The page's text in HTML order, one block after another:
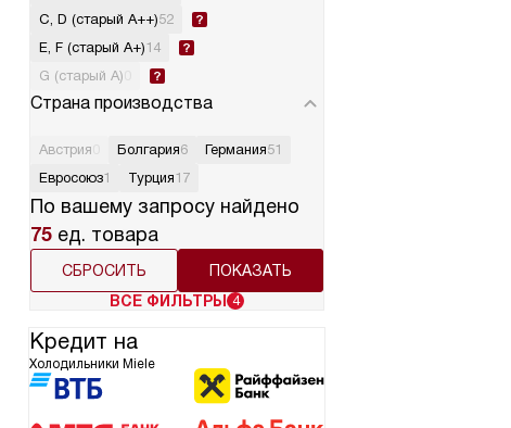
C, D (старый A++)52
E, F (старый A+)14
G (старый A)
Страна производства
Австрия Болгария6 Германия51
Евросоюз1 Турция17
По вашему запросу найдено
75 ед. товара
СБРОСИТЬ
ВСЕ ФИЛЬТРЫ
4
Кредит на
Холодильники Miele